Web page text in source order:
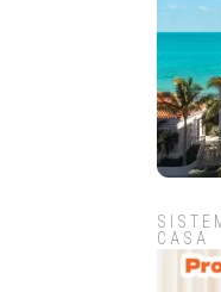
CASA